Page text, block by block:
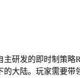
发的即时制策略
大陆。玩家需要